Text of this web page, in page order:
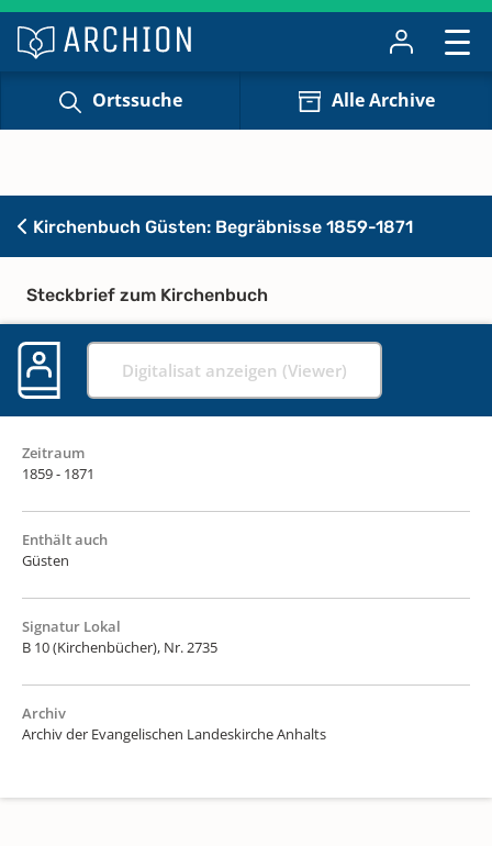
Ortssuche Alle Archive
Kirchenbuch Güsten: Begräbnisse 1859-1871
Steckbrief zum Kirchenbuch
Digitalisat anzeigen (Viewer)
Zeitraum
1859 - 1871
Enthält auch
Güsten
Signatur Lokal
B 10 (Kirchenbücher), Nr. 2735
Archiv
Archiv der Evangelischen Landeskirche Anhalts